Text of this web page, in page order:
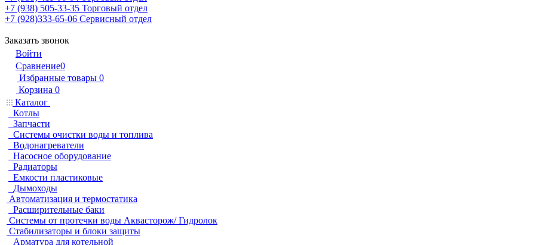
+7 (938) 505-33-35 Торговый отдел
+7 (928)333-65-06 Сервисный отдел
Заказать звонок
Войти
Сравнение0
Избранные товары 0
Корзина 0
Каталог
Котлы
Запчасти
Системы очистки воды и топлива
Водонагреватели
Насосное оборудование
Радиаторы
Емкости пластиковые
Дымоходы
Автоматизация и термостатика
Расширительные баки
Системы от протечки воды Аквасторож/ Гидролок
Стабилизаторы и блоки защиты
Арматура для котельной